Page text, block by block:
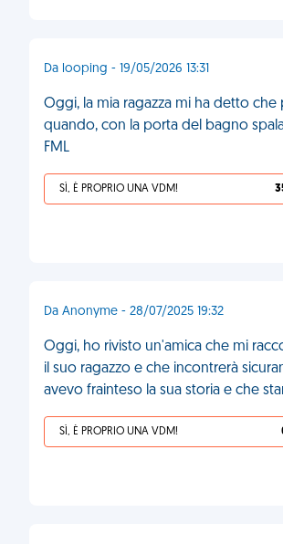
Da looping - 19/05/2026 13:31
Oggi, la mia ragazza mi ha detto
quando, con la porta del bagno
FML
SÌ, È PROPRIO UNA VDM!
Da Anonyme - 28/07/2025 19:32
Oggi, ho rivisto un'amica che mi
il suo ragazzo e che incontrerà
avevo frainteso la sua storia e che
SÌ, È PROPRIO UNA VDM!